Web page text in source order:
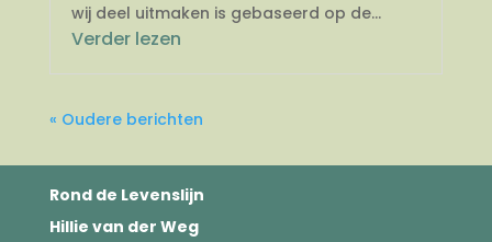
wij deel uitmaken is gebaseerd op de...
Verder lezen
« Oudere berichten
Rond de Levenslijn
Hillie van der Weg